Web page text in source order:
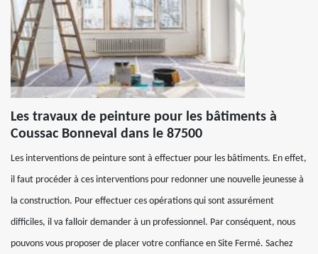
Les travaux de peinture pour les bâtiments à
Coussac Bonneval dans le 87500
Les interventions de peinture sont à effectuer pour les bâtiments. En effet,
il faut procéder à ces interventions pour redonner une nouvelle jeunesse à
la construction. Pour effectuer ces opérations qui sont assurément
difficiles, il va falloir demander à un professionnel. Par conséquent, nous
pouvons vous proposer de placer votre confiance en Site Fermé. Sachez